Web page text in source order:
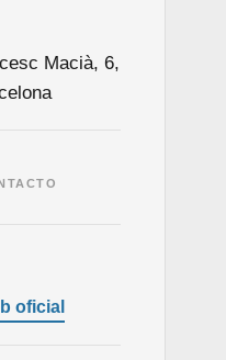
Macià, 6,